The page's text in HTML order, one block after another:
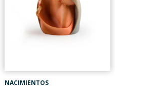
NACIMIENTOS